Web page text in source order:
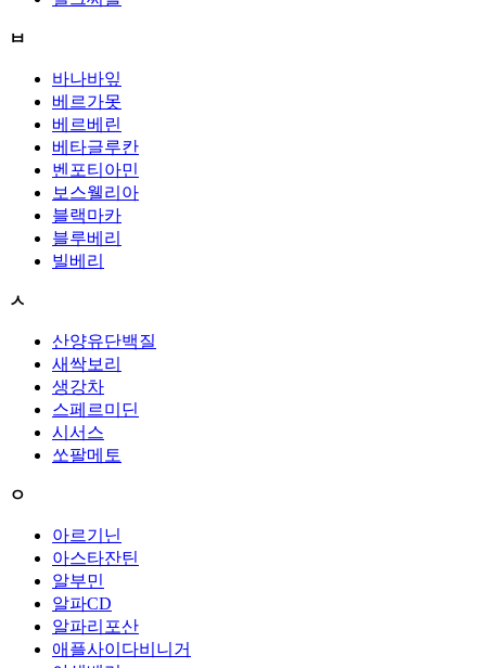
ㅂ
바나바잎
베르가못
베르베린
베타글루칸
벤포티아민
보스웰리아
블랙마카
블루베리
빌베리
ㅅ
산양유단백질
새싹보리
생강차
스페르미딘
시서스
쏘팔메토
ㅇ
아르기닌
아스타잔틴
알부민
알파CD
알파리포산
애플사이다비니거